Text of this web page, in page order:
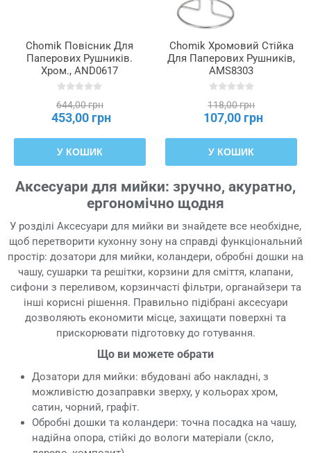
Chomik Повісник Для
Паперових Рушників.
Хром., AND0617
644,00 грн
453,00 грн
У КОШИК
Chomik Хромовий Стійка
Для Паперових Рушників,
AMS8303
118,00 грн
107,00 грн
У КОШИК
Аксесуари для мийки: зручно, акуратно,
ергономічно щодня
У розділі Аксесуари для мийки ви знайдете все необхідне,
щоб перетворити кухонну зону на справді функціональний
простір: дозатори для мийки, коландери, обробні дошки на
чашу, сушарки та решітки, корзини для сміття, клапани,
сифони з переливом, корзинчасті фільтри, органайзери та
інші корисні рішення. Правильно підібрані аксесуари
дозволяють економити місце, захищати поверхні та
прискорювати підготовку до готування.
Що ви можете обрати
Дозатори для мийки: вбудовані або накладні, з
можливістю дозаправки зверху, у кольорах хром,
сатин, чорний, графіт.
Обробні дошки та коландери: точна посадка на чашу,
надійна опора, стійкі до вологи матеріали (скло,